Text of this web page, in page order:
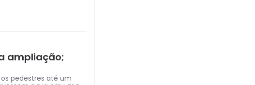
ampliação;
pedestres até um